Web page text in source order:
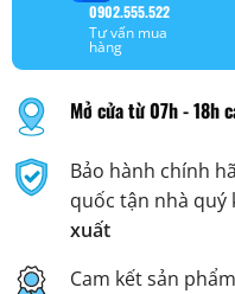
0902.555.522
Tư vấn mua
hàng
Mở cửa từ 07h - 18h
Bảo hành chính
quốc tận nhà quý
xuất
Cam kết sản